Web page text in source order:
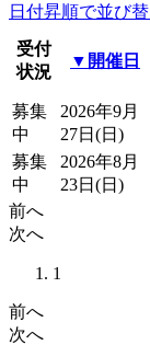
日付昇順で並び替
受付
状況
▼開催日
募集
中
2026年9月
27日(日)
募集
中
2026年8月
23日(日)
前へ
次へ
1
前へ
次へ